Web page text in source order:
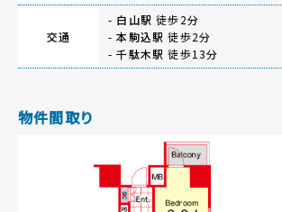
交通
- 白山駅 徒歩2分
-本駒込駅 徒歩2分
-千駄木駅 徒歩13分
物件間取り